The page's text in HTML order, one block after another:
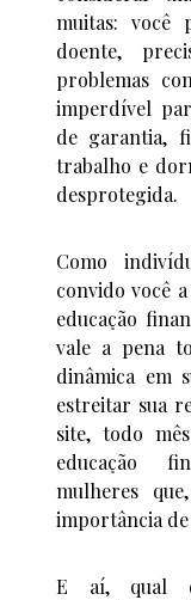
muitas: você
doente,
problemas
imperdível
de garantia,
trabalho e
desprotegida.
Como
convido você
educação
vale a pena
dinâmica em
estreitar sua
site, todo
educação
mulheres
importância
E aí, qual